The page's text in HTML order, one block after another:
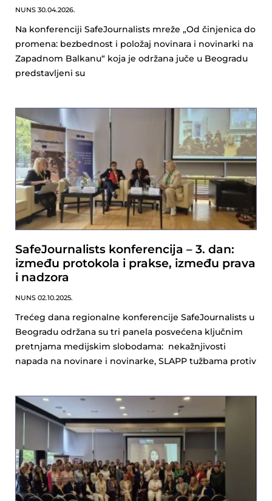
NUNS 30.04.2026.
Na konferenciji SafeJournalists mreže „Od činjenica do
promena: bezbednost i položaj novinara i novinarki na
Zapadnom Balkanu“ koja je održana juče u Beogradu
predstavljeni su
SafeJournalists konferencija – 3. dan:
između protokola i prakse, između prava
i nadzora
NUNS 02.10.2025.
Trećeg dana regionalne konferencije SafeJournalists u
Beogradu održana su tri panela posvećena ključnim
pretnjama medijskim slobodama: nekažnjivosti
napada na novinare i novinarke, SLAPP tužbama protiv